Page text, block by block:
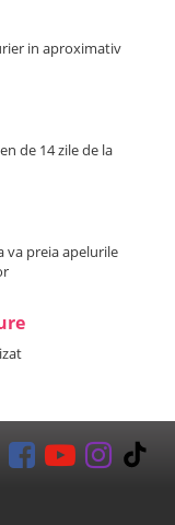
in aproximativ
de 14 zile de la
preia apelurile